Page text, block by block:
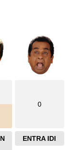
0
ENTRA IDI